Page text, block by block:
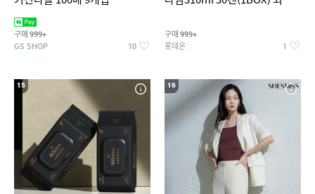
구매 999+
GS SHOP 10
구매 999+
롯데온 1
15 16